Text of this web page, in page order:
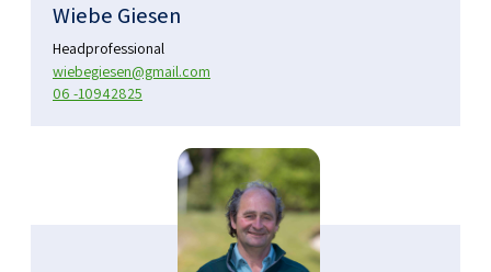
Wiebe Giesen
Headprofessional
wiebegiesen@gmail.com
06 -10942825